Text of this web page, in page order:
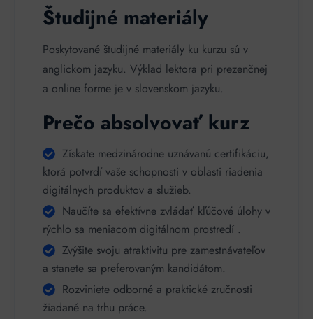
Študijné materiály
Poskytované študijné materiály ku kurzu sú v
anglickom jazyku. Výklad lektora pri prezenčnej
a online forme je v slovenskom jazyku.
Prečo absolvovať kurz
Získate medzinárodne uznávanú certifikáciu,
ktorá potvrdí vaše schopnosti v oblasti riadenia
digitálnych produktov a služieb.
Naučíte sa efektívne zvládať kľúčové úlohy v
rýchlo sa meniacom digitálnom prostredí .
Zvýšite svoju atraktivitu pre zamestnávateľov
a stanete sa preferovaným kandidátom.
Rozviniete odborné a praktické zručnosti
žiadané na trhu práce.